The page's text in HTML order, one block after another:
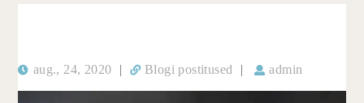
aug., 24, 2020 | Blogi postitused | admin